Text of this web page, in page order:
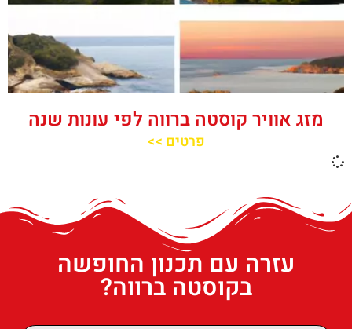
מזג אוויר קוסטה ברווה לפי עונות שנה
פרטים >>
עזרה עם תכנון החופשה
בקוסטה ברווה?